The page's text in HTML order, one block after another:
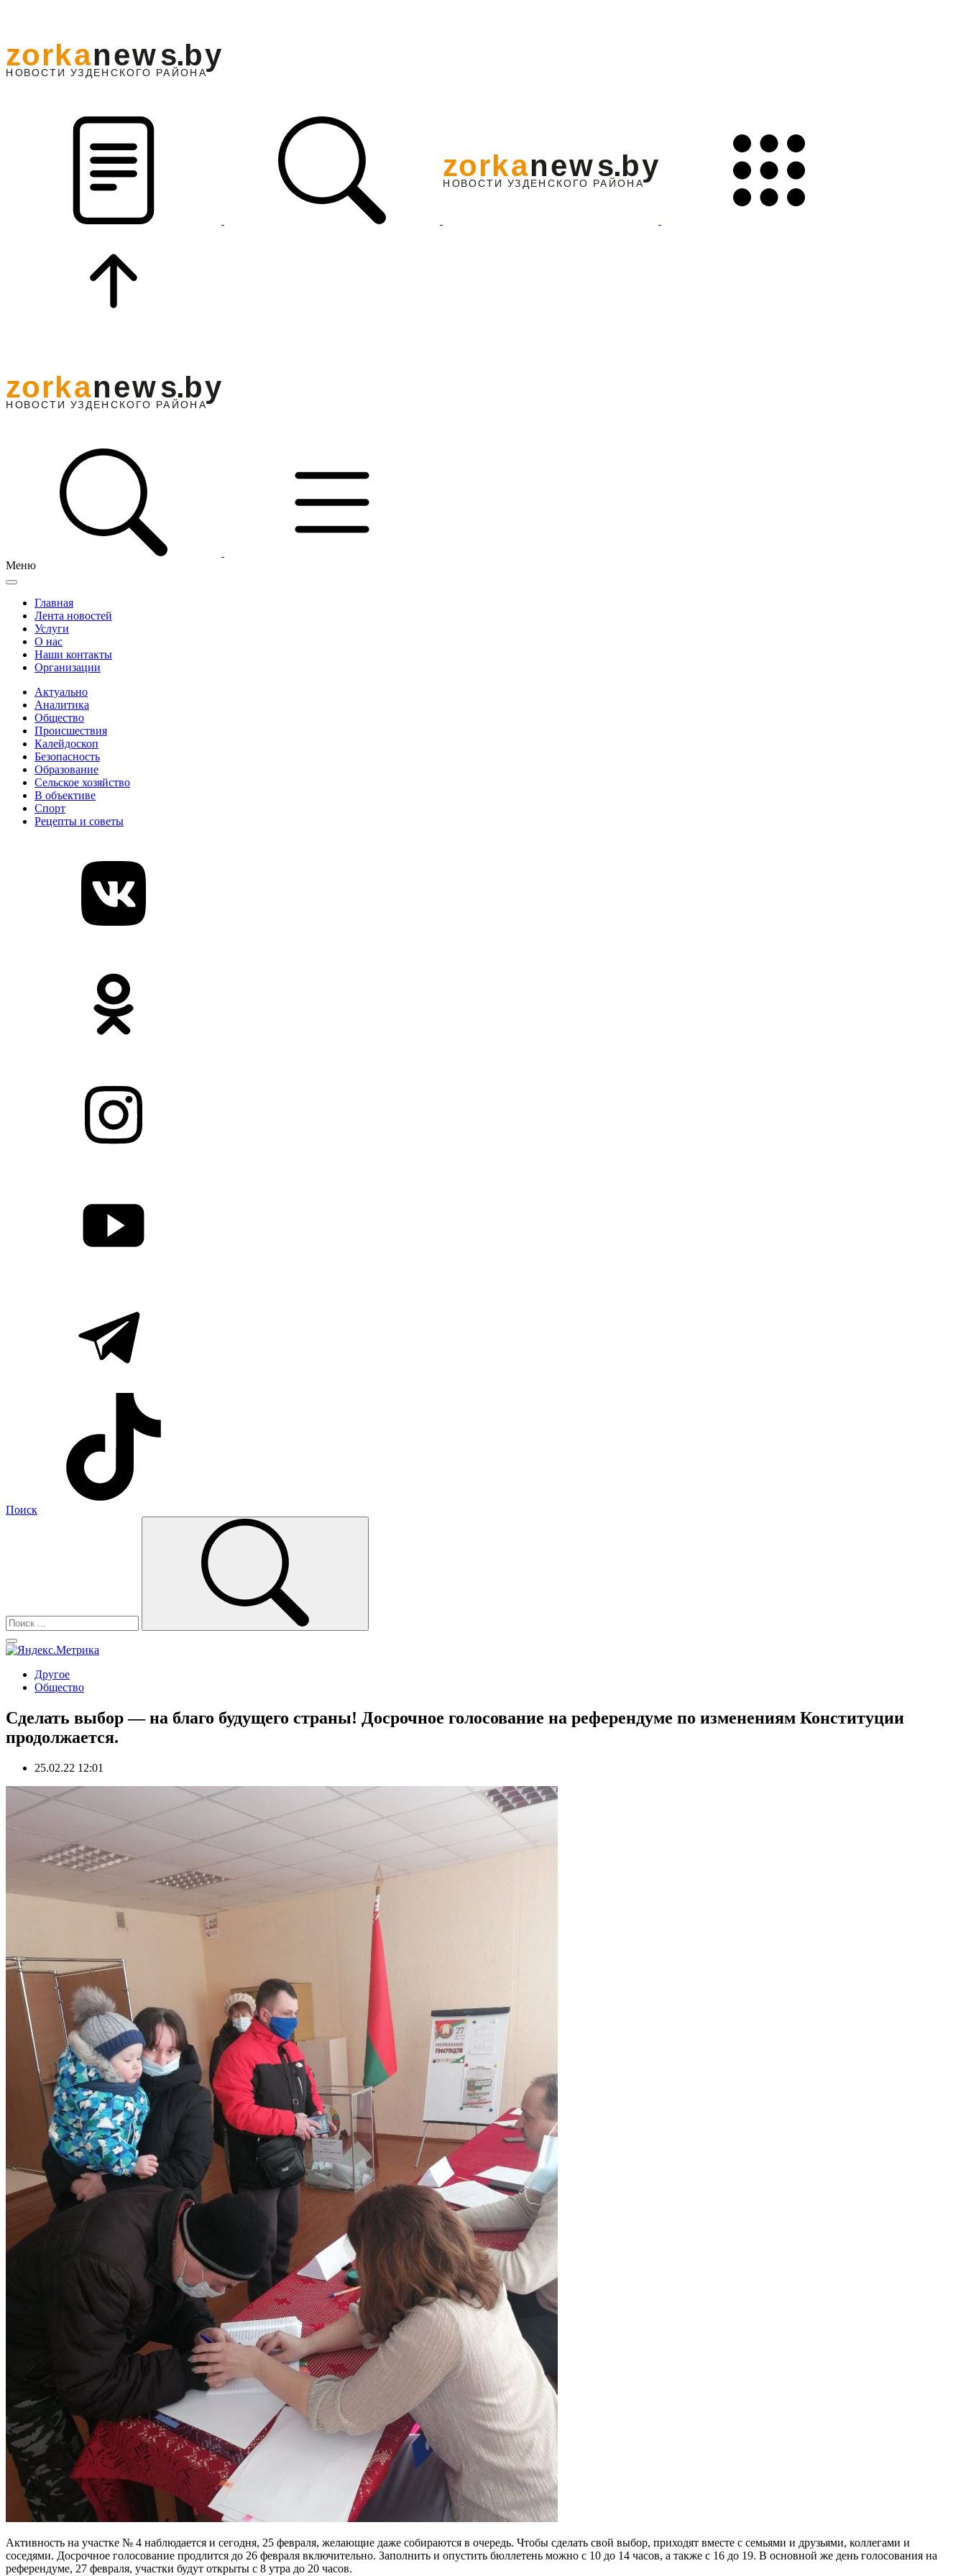
НО ВОСТИ УЗДЕНС КО ГО РАЙОНА
zorkanews.by
Меню
Главная
Лента новостей
Услуги
О нас
Наши контакты
Организации
Актуально
Аналитика
Общество
Происшествия
Калейдоскоп
Безопасность
Образование
Сельское хозяйство
В объективе
Спорт
Рецепты и советы
Поиск
Другое
Общество
Сделать выбор — на благо будущего страны! Досрочное голосование на референдуме по изменениям Конституции
продолжается.
25.02.22 12:01
Активность на участке № 4 наблюдается и сегодня, 25 февраля, желающие даже собираются в очередь. Чтобы сделать свой выбор, приходят вместе с семьями и друзьями, коллегами и
соседями. Досрочное голосование продлится до 26 февраля включительно. Заполнить и опустить бюллетень можно с 10 до 14 часов, а также с 16 до 19. В основной же день голосования на
референдуме, 27 февраля, участки будут открыты с 8 утра до 20 часов.